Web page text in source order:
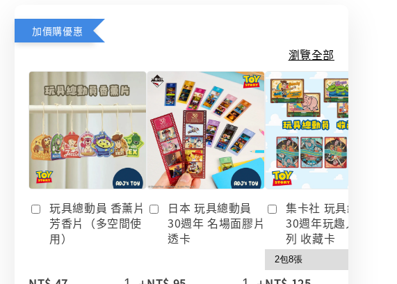
加價購優惠
瀏覽全部
玩具總動員 香薰片
芳香片（多空間使
用）
日本 玩具總動員
30週年 名場面膠片
透卡
集卡社 玩具總動員
30週年玩趣人生系
列 收藏卡